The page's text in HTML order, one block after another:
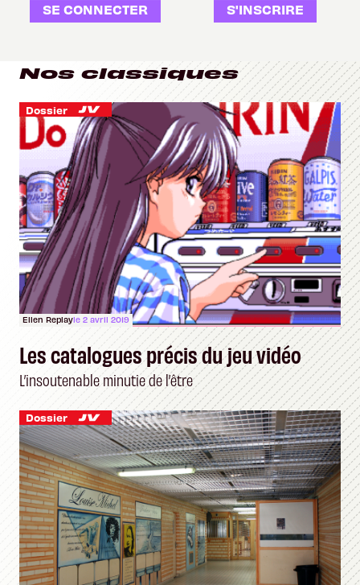
SE CONNECTER S'INSCRIRE
Nos classiques
Dossier
Ellen Replayle 2 avril 2019
Les catalogues précis du jeu vidéo
L’insoutenable minutie de l’être
Dossier